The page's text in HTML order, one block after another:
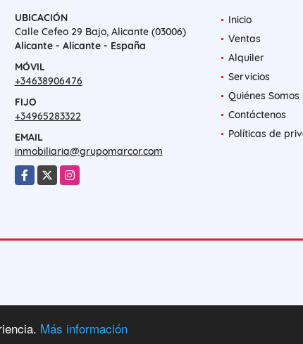
Más información
UBICACIÓN
Calle Cefeo 29 Bajo, Alicante (03006)
Alicante - Alicante - España
MÓVIL
+34638906476
FIJO
+34965283322
EMAIL
inmobiliaria@grupomarcor.com
Facebook
X Instagram
Inicio
Ventas
Alquiler
Servicios
Quiénes Somos
Contáctenos
Políticas de